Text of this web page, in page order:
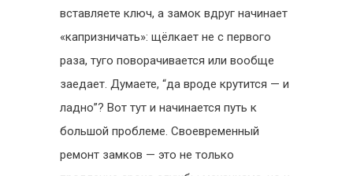
вставляете ключ, а замок вдруг начинает
«капризничать»: щёлкает не с первого
раза, туго поворачивается или вообще
заедает. Думаете, “да вроде крутится — и
ладно”? Вот тут и начинается путь к
большой проблеме. Своевременный
ремонт замков — это не только